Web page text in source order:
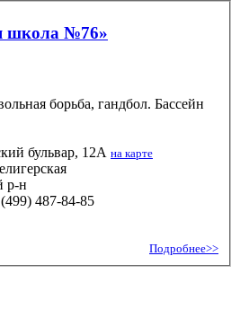
школа №76»
борьба, гандбол. Бассейн
бульвар, 12А на карте
р-н
487-84-85
Подробнее>>